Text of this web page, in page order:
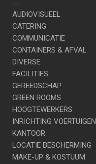
AUDIOVISUEEL
CATERING
COMMUNICATIE
CONTAINERS & AFVAL
DIVERSE
FACILITIES
GEREEDSCHAP
GREEN ROOMS
HOOGTEWERKERS
INRICHTING VOERTUIGEN
KANTOOR
LOCATIE BESCHERMING
MAKE-UP & KOSTUUM